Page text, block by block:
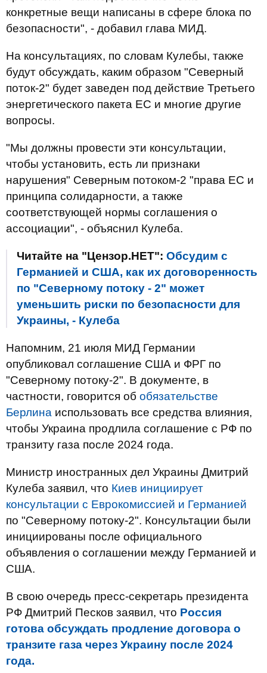
конкретные вещи написаны в сфере блока по
безопасности", - добавил глава МИД.
На консультациях, по словам Кулебы, также
будут обсуждать, каким образом "Северный
поток-2" будет заведен под действие Третьего
энергетического пакета ЕС и многие другие
вопросы.
"Мы должны провести эти консультации,
чтобы установить, есть ли признаки
нарушения" Северным потоком-2 "права ЕС и
принципа солидарности, а также
соответствующей нормы соглашения о
ассоциации", - объяснил Кулеба.
Читайте на "Цензор.НЕТ": Обсудим с
Германией и США, как их договоренность
по "Северному потоку - 2" может
уменьшить риски по безопасности для
Украины, - Кулеба
Напомним, 21 июля МИД Германии
опубликовал соглашение США и ФРГ по
"Северному потоку-2". В документе, в
частности, говорится об обязательстве
Берлина использовать все средства влияния,
чтобы Украина продлила соглашение с РФ по
транзиту газа после 2024 года.
Министр иностранных дел Украины Дмитрий
Кулеба заявил, что Киев инициирует
консультации с Еврокомиссией и Германией
по "Северному потоку-2". Консультации были
инициированы после официального
объявления о соглашении между Германией и
США.
В свою очередь пресс-секретарь президента
РФ Дмитрий Песков заявил, что Россия
готова обсуждать продление договора о
транзите газа через Украину после 2024
года.